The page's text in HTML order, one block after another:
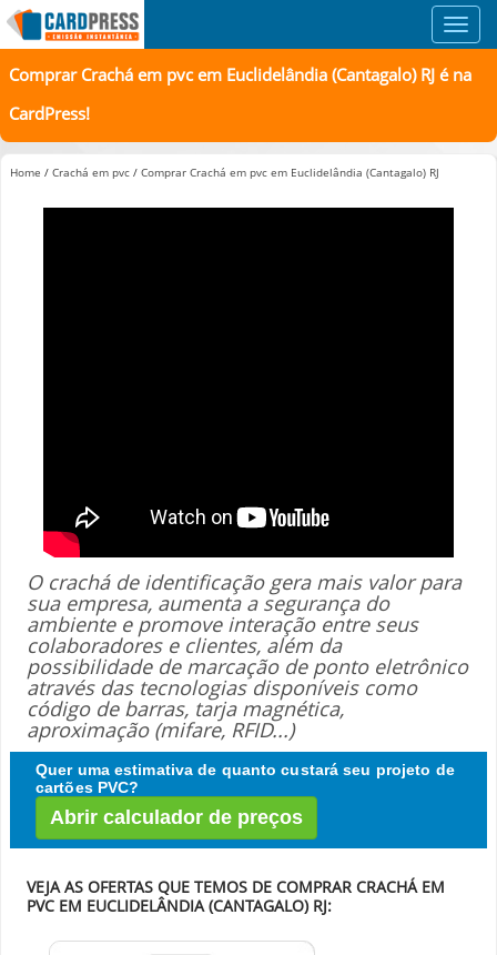
Comprar Crachá em pvc em Euclidelândia (Cantagalo) RJ é na
CardPress!
Home / Crachá em pvc / Comprar Crachá em pvc em Euclidelândia (Cantagalo) RJ
O crachá de identificação gera mais valor para
sua empresa, aumenta a segurança do
ambiente e promove interação entre seus
colaboradores e clientes, além da
possibilidade de marcação de ponto eletrônico
através das tecnologias disponíveis como
código de barras, tarja magnética,
aproximação (mifare, RFID...)
Quer uma estimativa de quanto custará seu projeto de
cartões PVC?
Abrir calculador de preços
VEJA AS OFERTAS QUE TEMOS DE COMPRAR CRACHÁ EM
PVC EM EUCLIDELÂNDIA (CANTAGALO) RJ: